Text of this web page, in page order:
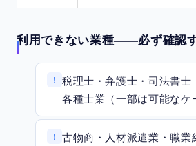
利用できない業種——必ず確認
! 税理士・弁護士・司法書士
各種士業（一部は可能なケ
! 古物商・人材派遣業・職業